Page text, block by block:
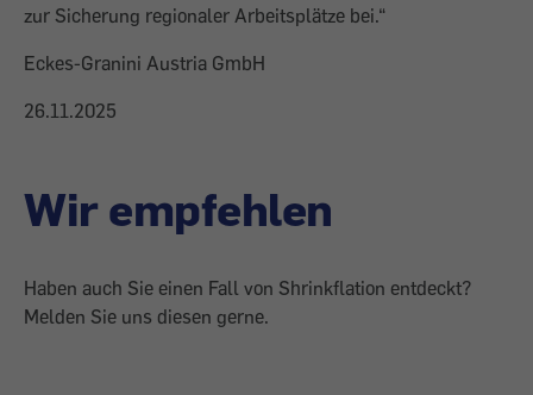
zur Sicherung regionaler Arbeitsplätze bei.“
Eckes-Granini Austria GmbH
26.11.2025
Wir empfehlen
Haben auch Sie einen Fall von Shrinkflation entdeckt?
Melden Sie uns diesen gerne.